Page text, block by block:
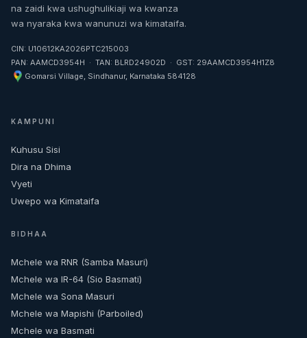
na zaidi kwa ushughulikiaji wa kwanza
wa nyaraka kwa wanunuzi wa kimataifa.
CIN: U10612KA2026PTC215003
PAN: AAMCD3954H · TAN: BLRD24902D · GST: 29AAMCD3954H1Z8
Gomarsi Village, Sindhanur, Karnataka 584128
KAMPUNI
Kuhusu Sisi
Dira na Dhima
Vyeti
Uwepo wa Kimataifa
BIDHAA
Mchele wa RNR (Samba Masuri)
Mchele wa IR-64 (Sio Basmati)
Mchele wa Sona Masuri
Mchele wa Mapishi (Parboiled)
Mchele wa Basmati